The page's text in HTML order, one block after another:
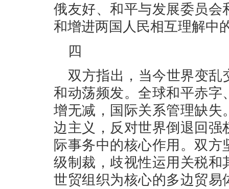
俄友好、和平与发展委员
和增进两国人民相互理解中
四
双方指出，当今世界变乱
和动荡频发。全球和平赤
增无减，国际关系管理缺
边主义，反对世界倒退回
际事务中的核心作用。双
级制裁，歧视性运用关税
世贸组织为核心的多边贸